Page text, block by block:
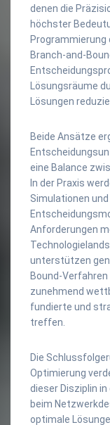
denen die
höchster
Programmierung
Branch-and-
Lösungsräume
Lösungen
Beide Ansätze
eine Balance
In der Praxis
Simulationen
Anforderungen
unterstützen
Bound-
zunehmend
fundierte und
treffen.
Die
Optimierung
dieser Disziplin in
beim
optimale